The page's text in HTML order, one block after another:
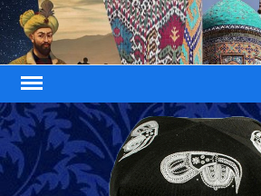
Skip
to
content